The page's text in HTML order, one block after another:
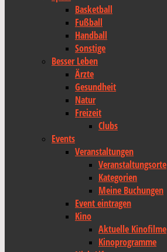
Basketball
Fußball
Handball
Sonstige
Besser Leben
Ärzte
Gesundheit
Natur
Freizeit
Clubs
Events
Veranstaltungen
Veranstaltungsorte
Kategorien
Meine Buchungen
Event eintragen
Kino
Aktuelle Kinofilme
Kinoprogramme